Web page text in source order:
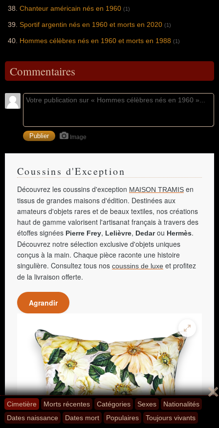
Cimetière Morts récentes Catégories Sexes
Nationalités
Dates naissance
Dates mort Populaires Toujours vivants
Chanteur américain nés en 1960 (1)
Sportif argentin nés en 1960 et morts en 2020 (1)
Hommes célèbres nés en 1960 et morts en 1988 (1)
Commentaires
Image
Coussins d'Exception
Découvrez les coussins d'exception MAISON TRAMIS en
tissus de grandes maisons d'édition. Destinées aux
amateurs d'objets rares et de beaux textiles, nos créations
haut de gamme valorisent l'artisanat français à travers des
étoffes signées Pierre Frey, Lelièvre, Dedarou Hermès.
Découvrez notre sélection exclusive d'objets uniques
conçus à la main. Chaque pièce raconte une histoire
singulière. Consultez tous nos coussins de luxe et profitez
de la livraison offerte.
Agrandir